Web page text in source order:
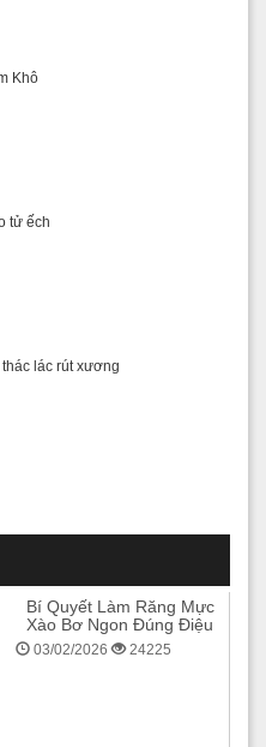
Khô
tử ếch
lác rút xương
Bí Quyết Làm Răng Mực
Xào Bơ Ngon Đúng Điệu
03/02/2026 24225